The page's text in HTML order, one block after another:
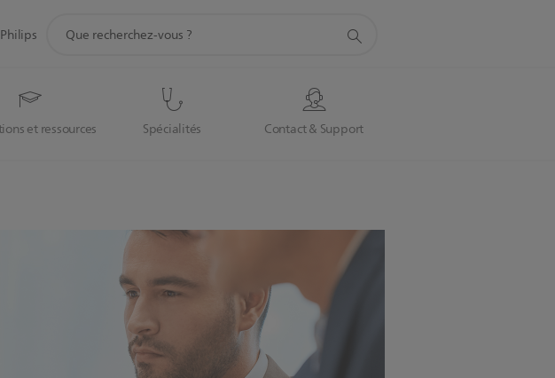
et ressources Spécialités Contact & Support